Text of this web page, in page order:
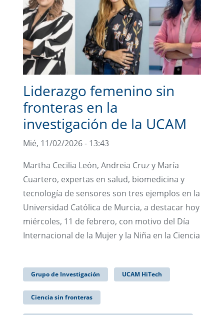
Liderazgo femenino sin
fronteras en la
investigación de la UCAM
Mié, 11/02/2026 - 13:43
Martha Cecilia León, Andreia Cruz y María
Cuartero, expertas en salud, biomedicina y
tecnología de sensores son tres ejemplos en la
Universidad Católica de Murcia, a destacar hoy
miércoles, 11 de febrero, con motivo del Día
Internacional de la Mujer y la Niña en la Ciencia
Grupo de Investigación UCAM HiTech
Ciencia sin fronteras